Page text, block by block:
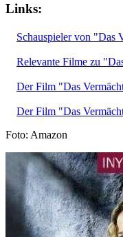
Links:
Schauspieler von "Das
Relevante Filme zu
Der Film "Das
Der Film "Das
Foto: Amazon